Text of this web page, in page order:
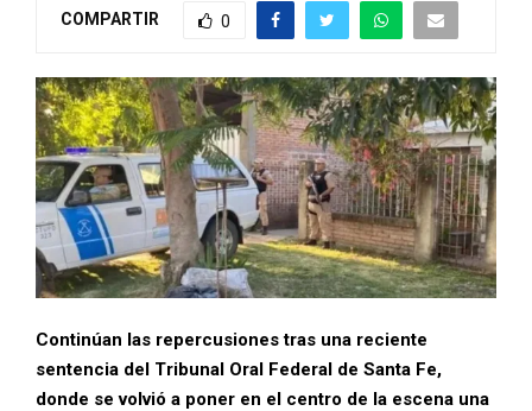
COMPARTIR 0
Continúan las repercusiones tras una reciente
sentencia del Tribunal Oral Federal de Santa Fe,
donde se volvió a poner en el centro de la escena una